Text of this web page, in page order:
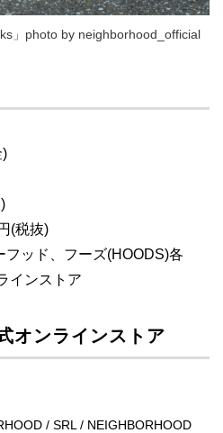
」photo by neighborhood_official
)
(税抜)
ッド、フーズ(HOODS)各
インストア
オンラインストア
/ SRL / NEIGHBORHOOD